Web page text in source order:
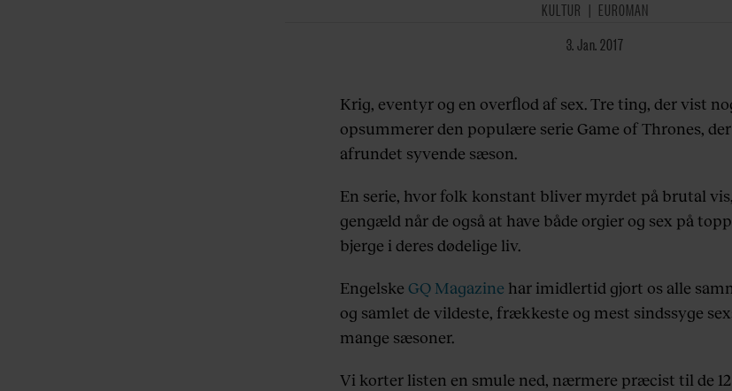
KULTUR
EUROMAN
3. Jan. 2017
Krig, eventyr og en overflod af sex. Tre ting, der vist
opsummerer den populære serie Game of Thrones,
afrundet syvende sæson.
En serie, hvor folk konstant bliver myrdet på brutal
gengæld når de også at have både orgier og sex på
bjerge i deres dødelige liv.
Engelske GQ Magazine har imidlertid gjort os alle
og samlet de vildeste, frækkeste og mest sindssyge
mange sæsoner.
Vi korter listen en smule ned, nærmere præcist til de